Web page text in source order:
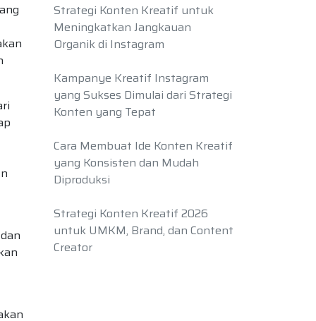
Strategi Konten Kreatif untuk
Meningkatkan Jangkauan
Organik di Instagram
Kampanye Kreatif Instagram
yang Sukses Dimulai dari Strategi
Konten yang Tepat
Cara Membuat Ide Konten Kreatif
yang Konsisten dan Mudah
Diproduksi
Strategi Konten Kreatif 2026
untuk UMKM, Brand, dan Content
Creator